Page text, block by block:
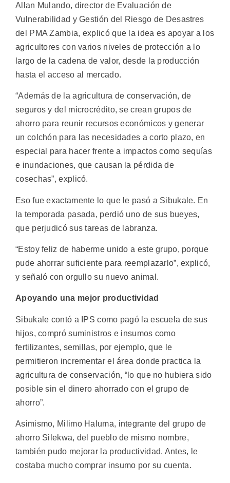
Allan Mulando, director de Evaluación de
Vulnerabilidad y Gestión del Riesgo de Desastres
del PMA Zambia, explicó que la idea es apoyar a los
agricultores con varios niveles de protección a lo
largo de la cadena de valor, desde la producción
hasta el acceso al mercado.
“Además de la agricultura de conservación, de
seguros y del microcrédito, se crean grupos de
ahorro para reunir recursos económicos y generar
un colchón para las necesidades a corto plazo, en
especial para hacer frente a impactos como sequías
e inundaciones, que causan la pérdida de
cosechas”, explicó.
Eso fue exactamente lo que le pasó a Sibukale. En
la temporada pasada, perdió uno de sus bueyes,
que perjudicó sus tareas de labranza.
“Estoy feliz de haberme unido a este grupo, porque
pude ahorrar suficiente para reemplazarlo”, explicó,
y señaló con orgullo su nuevo animal.
Apoyando una mejor productividad
Sibukale contó a IPS como pagó la escuela de sus
hijos, compró suministros e insumos como
fertilizantes, semillas, por ejemplo, que le
permitieron incrementar el área donde practica la
agricultura de conservación, “lo que no hubiera sido
posible sin el dinero ahorrado con el grupo de
ahorro”.
Asimismo, Milimo Haluma, integrante del grupo de
ahorro Silekwa, del pueblo de mismo nombre,
también pudo mejorar la productividad. Antes, le
costaba mucho comprar insumo por su cuenta.